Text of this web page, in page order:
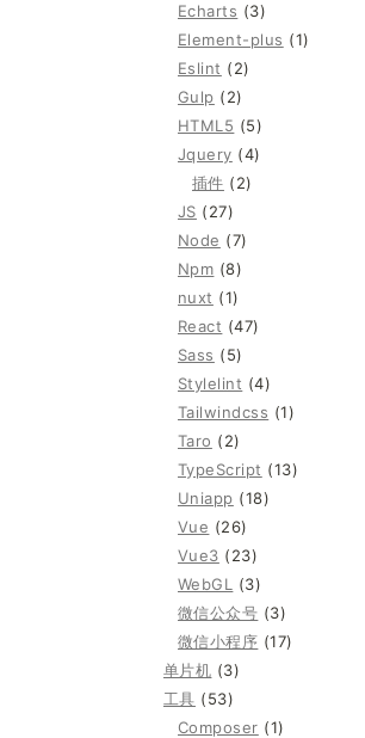
Echarts (3)
Element-plus (1)
Eslint (2)
Gulp (2)
HTML5 (5)
Jquery (4)
插件 (2)
JS (27)
Node (7)
Npm (8)
nuxt (1)
React (47)
Sass (5)
Stylelint (4)
Tailwindcss (1)
Taro (2)
TypeScript (13)
Uniapp (18)
Vue (26)
Vue3 (23)
WebGL
(3)
微信公众号 (3)
微信小程序 (17)
单片机 (3)
工具 (53)
Composer (1)